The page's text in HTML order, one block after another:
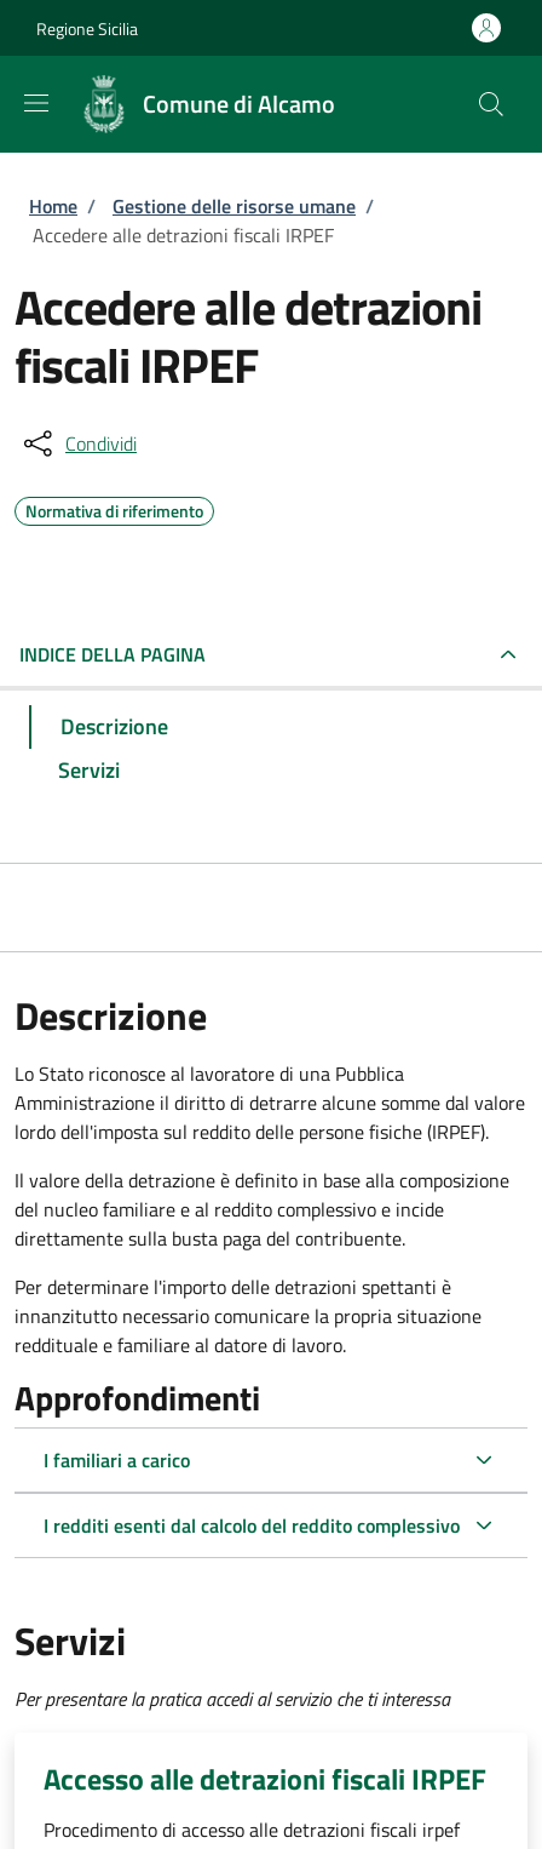
Regione Sicilia
Comune di Alcamo
Briciole di pane
Home / Gestione delle risorse umane /
Accedere alle detrazioni fiscali IRPEF
Accedere alle detrazioni
fiscali IRPEF
Condividi
Normativa di riferimento
INDICE DELLA PAGINA
Descrizione
Servizi
Descrizione
Lo Stato riconosce al lavoratore di una Pubblica
Amministrazione il diritto di detrarre alcune somme dal valore
lordo dell'imposta sul reddito delle persone fisiche (IRPEF).
Il valore della detrazione è definito in base alla composizione
del nucleo familiare e al reddito complessivo e incide
direttamente sulla busta paga del contribuente.
Per determinare l'importo delle detrazioni spettanti è
innanzitutto necessario comunicare la propria situazione
reddituale e familiare al datore di lavoro.
Approfondimenti
I familiari a carico
I redditi esenti dal calcolo del reddito complessivo
Servizi
Per presentare la pratica accedi al servizio che ti interessa
Accesso alle detrazioni fiscali IRPEF
Procedimento di accesso alle detrazioni fiscali irpef